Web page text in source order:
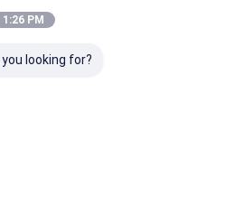
1:26 PM
looking for?